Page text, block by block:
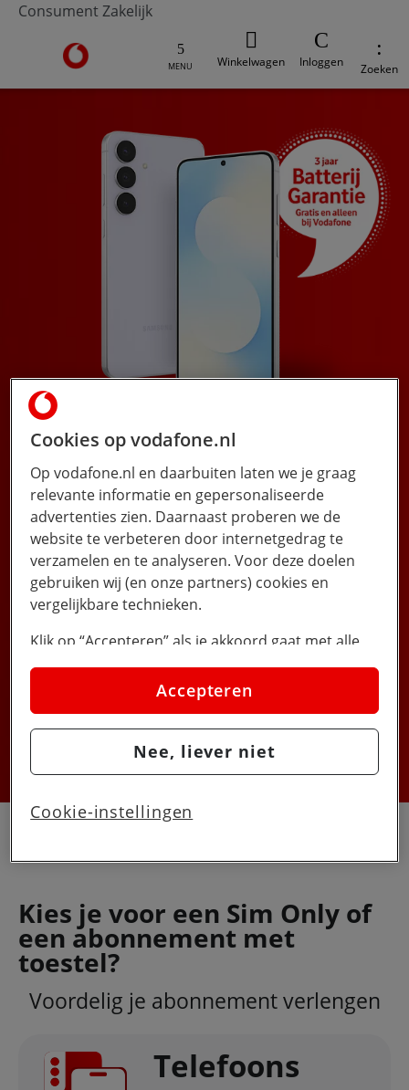
Consument Zakelijk
Ga naar de Vodafone homepage
MENU Winkelwagen Inloggen Zoeken
Bij Vodafone zit je goed!
En het wordt alleen nog maar leuker.
Verleng nu voordelig je Sim Only
abonnement of kies voor een nieuw
toestel.
Ik wil een nieuw toestel
Bekijk de voorwaarden van Batterij Garantie op
vodafone.nl/batterijgarantie
Abonnement Mobiel
Kies je voor een Sim Only of
een abonnement met
toestel?
Voordelig je abonnement verlengen
Telefoons
Cookies op vodafone.nl
Op vodafone.nl en daarbuiten laten we je graag
relevante informatie en gepersonaliseerde
advertenties zien. Daarnaast proberen we de
website te verbeteren door internetgedrag te
verzamelen en te analyseren. Voor deze doelen
gebruiken wij (en onze partners) cookies en
vergelijkbare technieken.
Klik op “Accepteren” als je akkoord gaat met alle
cookies. Kies je voor “Nee, liever niet”, dan
plaatsen we alleen strikt noodzakelijke cookies om
de website goed te laten werken. Dat betekent dat
we geen vormen van personalisatie toepassen.
Via cookie instellingen kan je zelf bepalen welke
wijzigen of intrekken op de
Accepteren
Nee, liever niet
Cookie-instellingen